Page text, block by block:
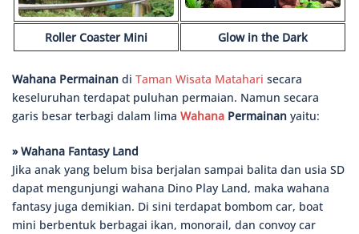
Roller Coaster Mini Glow in the Dark
Wahana Permainan di Taman Wisata Matahari secara
keseluruhan terdapat puluhan permaian. Namun secara
garis besar terbagi dalam lima Wahana Permainan yaitu:
» Wahana Fantasy Land
Jika anak yang belum bisa berjalan sampai balita dan usia SD
dapat mengunjungi wahana Dino Play Land, maka wahana
fantasy juga demikian. Di sini terdapat bombom car, boat
mini berbentuk berbagai ikan, monorail, dan convoy car